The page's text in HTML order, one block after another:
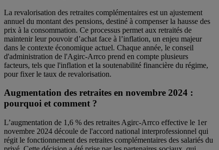
La revalorisation des retraites complémentaires est un ajustement
annuel du montant des pensions, destiné à compenser la hausse des
prix à la consommation. Ce processus permet aux retraités de
maintenir leur pouvoir d’achat face à l’inflation, un enjeu majeur
dans le contexte économique actuel. Chaque année, le conseil
d'administration de l'Agirc-Arrco prend en compte plusieurs
facteurs, tels que l'inflation et la soutenabilité financière du régime,
pour fixer le taux de revalorisation.
Augmentation des retraites en novembre 2024 :
pourquoi et comment ?
L’augmentation de 1,6 % des retraites Agirc-Arrco effective le 1er
novembre 2024 découle de l'accord national interprofessionnel qui
régit le fonctionnement des retraites complémentaires des salariés du